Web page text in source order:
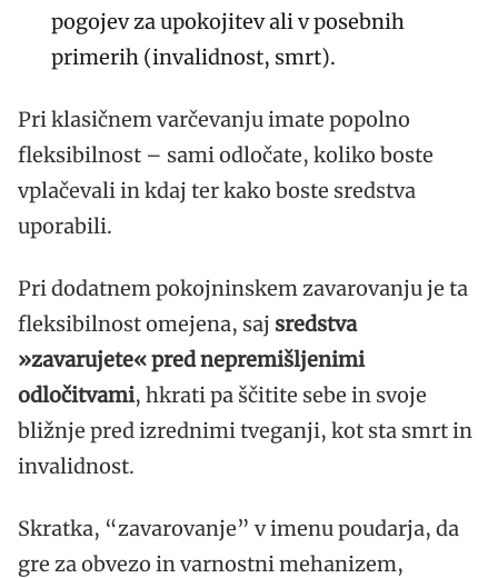
pogojev za upokojitev ali v posebnih
primerih (invalidnost, smrt).
Pri klasičnem varčevanju imate popolno
fleksibilnost – sami odločate, koliko boste
vplačevali in kdaj ter kako boste sredstva
uporabili.
Pri dodatnem pokojninskem zavarovanju je ta
fleksibilnost omejena, saj sredstva
»zavarujete« pred nepremišljenimi
odločitvami, hkrati pa ščitite sebe in svoje
bližnje pred izrednimi tveganji, kot sta smrt in
invalidnost.
Skratka, “zavarovanje” v imenu poudarja, da
gre za obvezo in varnostni mehanizem,